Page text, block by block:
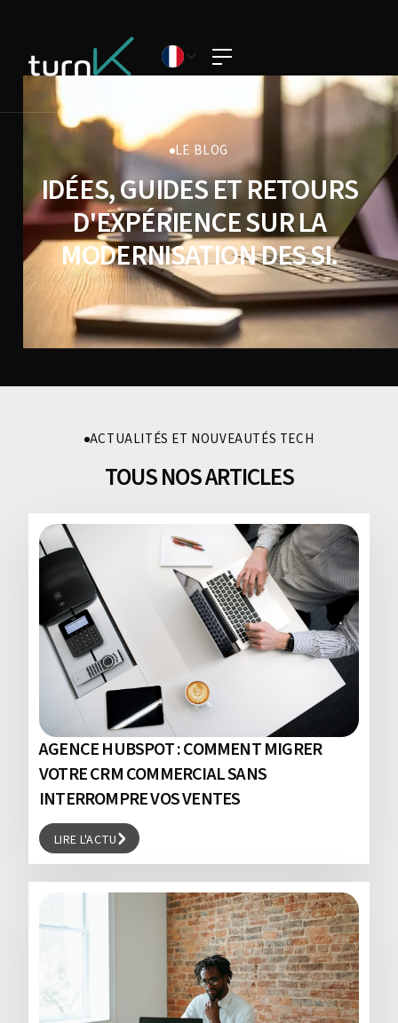
LE BLOG
IDÉES, GUIDES ET RETOURS
D'EXPÉRIENCE SUR LA
MODERNISATION DES SI.
ACTUALITÉS ET NOUVEAUTÉS TECH
TOUS NOS ARTICLES
AGENCE HUBSPOT : COMMENT MIGRER
VOTRE CRM COMMERCIAL SANS
INTERROMPRE VOS VENTES
LIRE L'ACTU
LIRE L'ACTU